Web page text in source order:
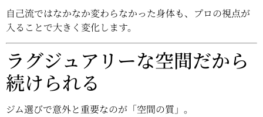
自己流ではなかなか変わらなかった身体も、プロの視点が
入ることで大きく変化します。
ラグジュアリーな空間だから
続けられる
ジム選びで意外と重要なのが「空間の質」。